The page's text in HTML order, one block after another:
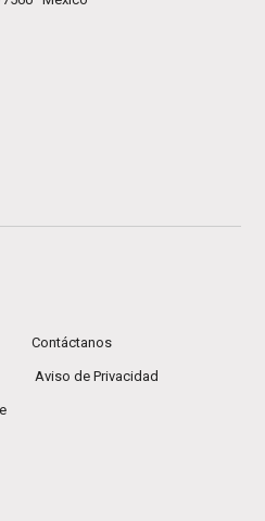
Contáctanos
Aviso de Privacidad